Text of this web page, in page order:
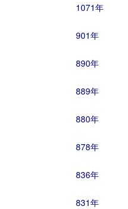
1071年
901年
890年
889年
880年
878年
836年
831年